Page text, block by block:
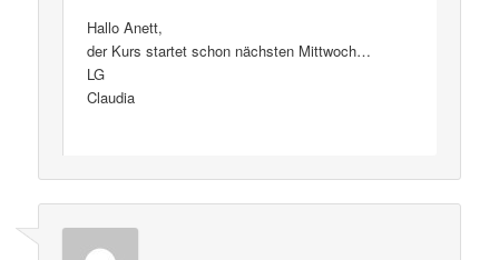
Hallo Anett,
der Kurs startet schon nächsten Mittwoch…
LG
Claudia